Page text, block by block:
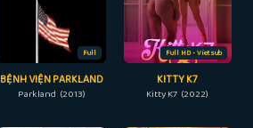
Full
BỆNH VIỆN PARKLAND
Parkland (2013)
Full HD - Vietsub
KITTY K7
Kitty K7 (2022)